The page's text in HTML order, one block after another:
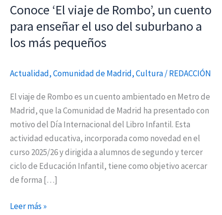
Conoce ‘El viaje de Rombo’, un cuento
para enseñar el uso del suburbano a
los más pequeños
Actualidad,Comunidad de Madrid,Cultura/REDACCIÓN
El viaje de Rombo es un cuento ambientado en Metro de
Madrid, que la Comunidad de Madrid ha presentado con
motivo del Día Internacional del Libro Infantil. Esta
actividad educativa, incorporada como novedad en el
curso 2025/26 y dirigida a alumnos de segundo y tercer
ciclo de Educación Infantil, tiene como objetivo acercar
de forma […]
el
del
suburbano
los
pequeños
Leer más »